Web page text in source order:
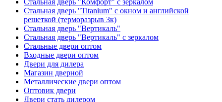
Стальная дверь "Комфорт" с зеркалом
Стальная дверь "Titanium" с окном и английской
решеткой (терморазрыв 3к)
Стальная дверь "Вертикаль"
Стальная дверь "Вертикаль" с зеркалом
Стальные двери оптом
Входные двери оптом
Двери для дилера
Магазин дверной
Металлические двери оптом
Оптовик двери
Двери стать дилером